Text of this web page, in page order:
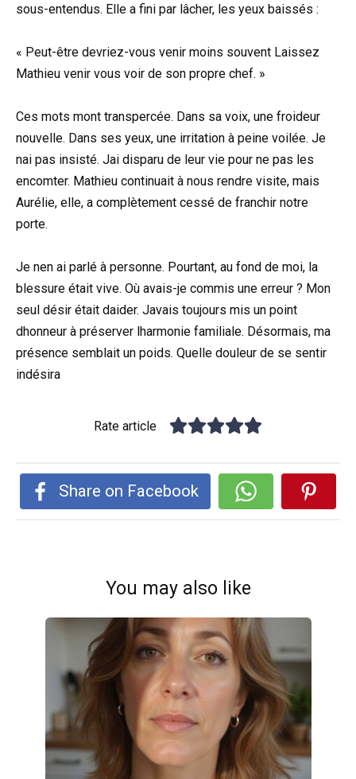
sous-entendus. Elle a fini par lâcher, les yeux baissés :
« Peut-être devriez-vous venir moins souvent Laissez
Mathieu venir vous voir de son propre chef. »
Ces mots mont transpercée. Dans sa voix, une froideur
nouvelle. Dans ses yeux, une irritation à peine voilée. Je
nai pas insisté. Jai disparu de leur vie pour ne pas les
encomter. Mathieu continuait à nous rendre visite, mais
Aurélie, elle, a complètement cessé de franchir notre
porte.
Je nen ai parlé à personne. Pourtant, au fond de moi, la
blessure était vive. Où avais-je commis une erreur ? Mon
seul désir était daider. Javais toujours mis un point
dhonneur à préserver lharmonie familiale. Désormais, ma
présence semblait un poids. Quelle douleur de se sentir
indésira
Rate article
Share on Facebook
You may also like